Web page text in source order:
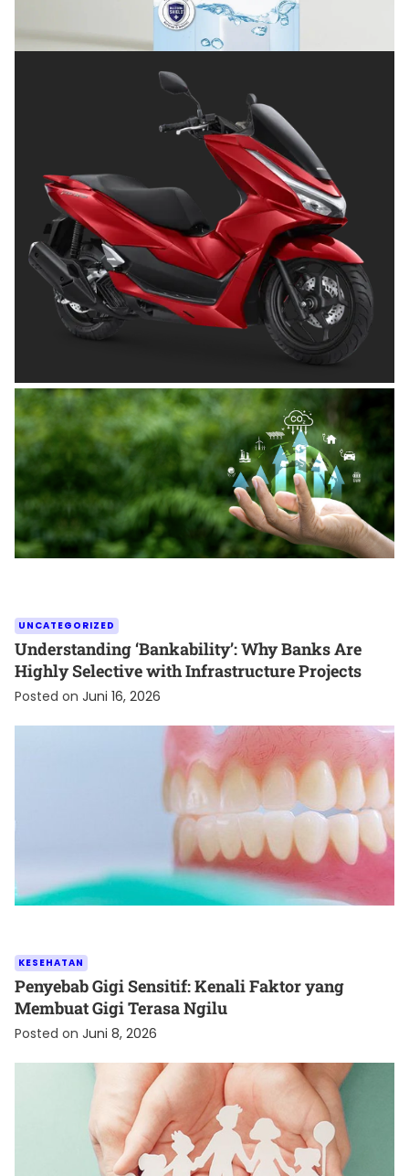
OTOMOTIF
Tips Memilih Helm yang Tepat untuk
Pengendara Motor agar Aman dan Nyaman
UNCATEGORIZED
Understanding ‘Bankability’: Why Banks Are
Highly Selective with Infrastructure Projects
Posted on Juni 16, 2026
KESEHATAN
Penyebab Gigi Sensitif: Kenali Faktor yang
Membuat Gigi Terasa Ngilu
Posted on Juni 8, 2026